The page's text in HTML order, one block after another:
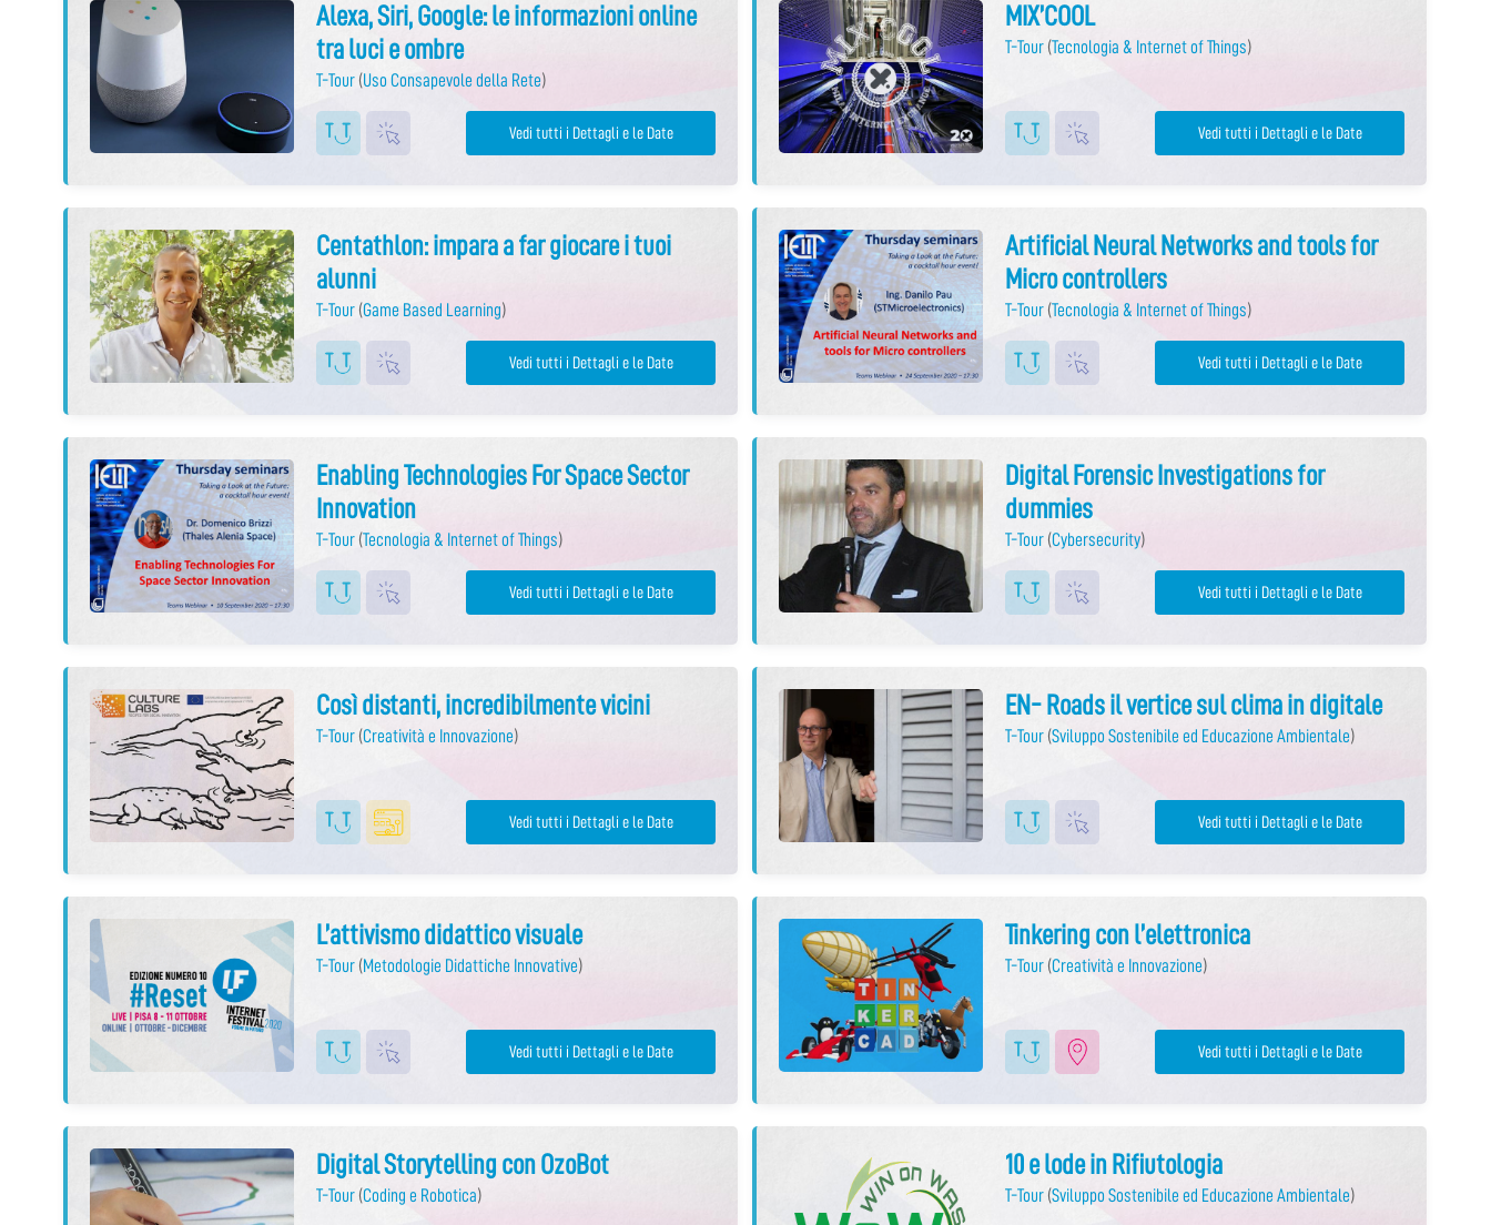
Alexa, Siri, Google: le informazioni online
tra luci e ombre
T-Tour (Uso Consapevole della Rete)
Vedi tutti i Dettagli e le Date
MIX’COOL
T-Tour (Tecnologia & Internet of Things)
Vedi tutti i Dettagli e le Date
Centathlon: impara a far giocare i tuoi
alunni
T-Tour (Game Based Learning)
Vedi tutti i Dettagli e le Date
Artificial Neural Networks and tools for
Micro controllers
T-Tour (Tecnologia & Internet of Things)
Vedi tutti i Dettagli e le Date
Enabling Technologies For Space Sector
Innovation
T-Tour (Tecnologia & Internet of Things)
Vedi tutti i Dettagli e le Date
Digital Forensic Investigations for
dummies
T-Tour (Cybersecurity)
Vedi tutti i Dettagli e le Date
Così distanti, incredibilmente vicini
T-Tour (Creatività e Innovazione)
Vedi tutti i Dettagli e le Date
EN- Roads il vertice sul clima in digitale
T-Tour (Sviluppo Sostenibile ed Educazione Ambientale)
Vedi tutti i Dettagli e le Date
L’attivismo didattico visuale
T-Tour (Metodologie Didattiche Innovative)
Vedi tutti i Dettagli e le Date
Tinkering con l’elettronica
T-Tour (Creatività e Innovazione)
Vedi tutti i Dettagli e le Date
Digital Storytelling con OzoBot
T-Tour (Coding e Robotica)
10 e lode in Rifiutologia
T-Tour (Sviluppo Sostenibile ed Educazione Ambientale)